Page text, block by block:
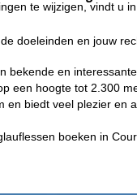
te wijzigen, vindt u
de doeleinden en jouw
en
een hoogte tot 2.300
biedt veel plezier en
boeken in